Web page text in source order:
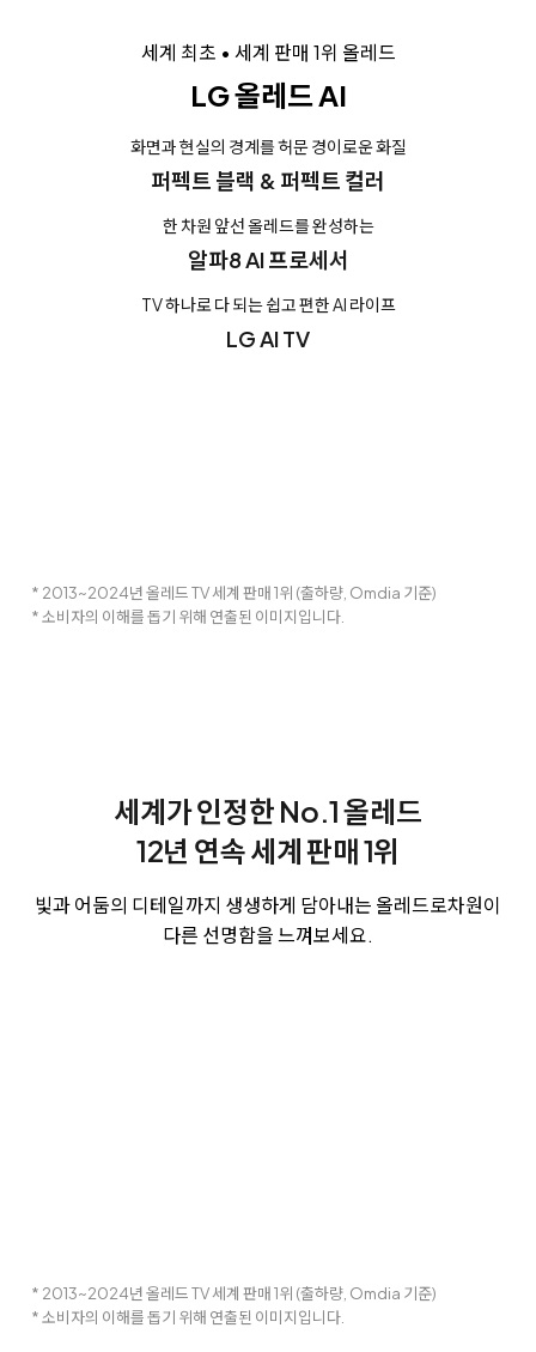
세계 최초 • 세계 판매 1위 올레드
LG 올레드 AI
화면과 현실의 경계를 허문 경이로운 화질
퍼펙트 블랙 & 퍼펙트 컬러
한 차원 앞선 올레드를 완성하는
알파8 AI 프로세서
TV 하나로 다 되는 쉽고 편한 AI 라이프
LG AI TV
* 2013~2024년 올레드 TV 세계 판매 1위 (출하량, Omdia 기준)
* 소비자의 이해를 돕기 위해 연출된 이미지입니다.
세계가 인정한 No.1 올레드
12년 연속 세계 판매 1위
빛과 어둠의 디테일까지 생생하게 담아내는 올레드로차원이
다른 선명함을 느껴보세요.
* 2013~2024년 올레드 TV 세계 판매 1위 (출하량, Omdia 기준)
* 소비자의 이해를 돕기 위해 연출된 이미지입니다.